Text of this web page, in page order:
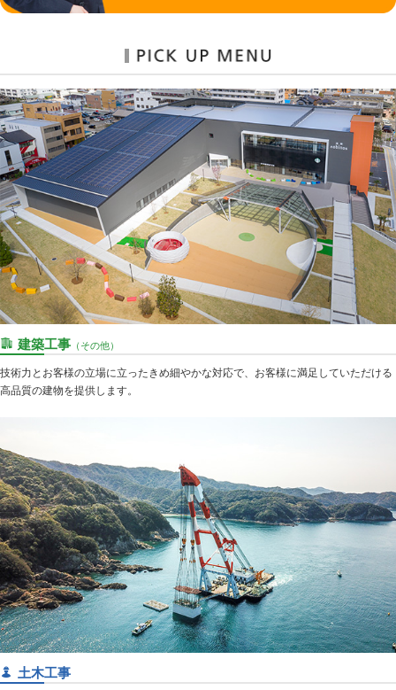
建築工事 （その他）
技術力とお客様の立場に立ったきめ細やかな対応で、お客様に満足していただける
高品質の建物を提供します。
土木工事